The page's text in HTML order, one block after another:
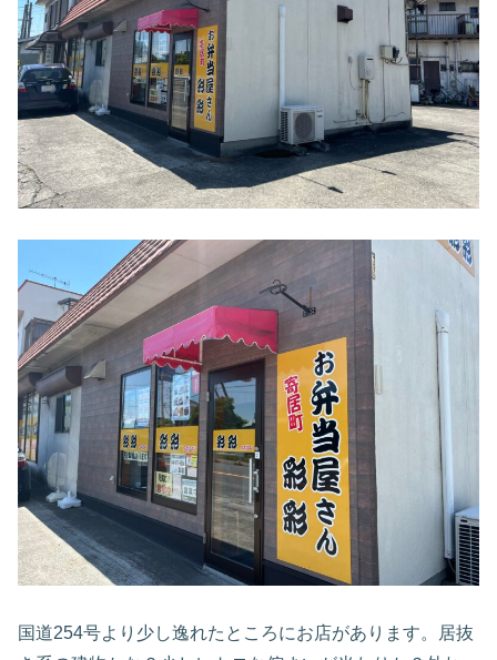
国道254号より少し逸れたところにお店があります。居抜